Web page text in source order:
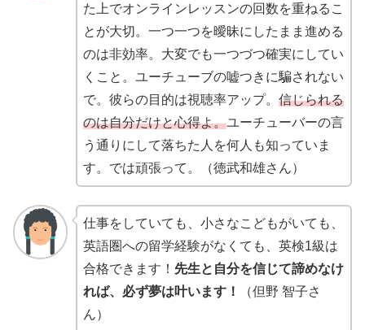
た上でオンラインレッスンの回数を重ねるこ
とが大切。一つ一つを曖昧にしたまま進める
のは非効率。大変でも一つづつ確実にしてい
くこと。ユーチューブの嘘つきに騙されない
で。彼らの目的は視聴率アップ。 信じられる
のは自分だけと心得よ。ユーチューバーの言
う通りにして落ちた人を何人も知っていま
す。では頑張って。（徳武和雄さん）
仕事をしていても、小さなこどもがいても、
英語圏への留学経験がなくても、英検1級は
合格できます！ 先生と自分を信じて諦めなけ
れば、必ず夢は叶います！
（但野 智子さ
ん）